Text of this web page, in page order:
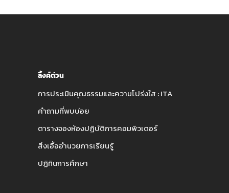
ลิ้งค์ด่วน
การประเมินคุณธรรมและความโปร่งใส : ITA
คำถามที่พบบ่อย
ตารางจองห้องปฏิบัติการคอมพิวเตอร์
สิ่งเอื้ออำนวยการเรียนรู้
ปฏิทินการศึกษา